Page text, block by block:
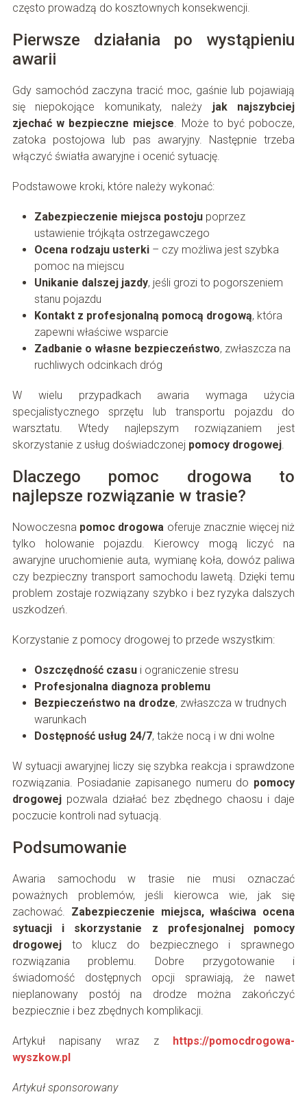
często prowadzą do kosztownych konsekwencji.
Pierwsze działania po wystąpieniu
awarii
Gdy samochód zaczyna tracić moc, gaśnie lub pojawiają
się niepokojące komunikaty, należy jak najszybciej
zjechać w bezpieczne miejsce. Może to być pobocze,
zatoka postojowa lub pas awaryjny. Następnie trzeba
włączyć światła awaryjne i ocenić sytuację.
Podstawowe kroki, które należy wykonać:
Zabezpieczenie miejsca postojupoprzez
ustawienie trójkąta ostrzegawczego
Ocena rodzaju usterki– czy możliwa jest szybka
pomoc na miejscu
Unikanie dalszej jazdy, jeśli grozi to pogorszeniem
stanu pojazdu
Kontakt z profesjonalną pomocą drogową, która
zapewni właściwe wsparcie
Zadbanie o własne bezpieczeństwo, zwłaszcza na
ruchliwych odcinkach dróg
W wielu przypadkach awaria wymaga użycia
specjalistycznego sprzętu lub transportu pojazdu do
warsztatu. Wtedy najlepszym rozwiązaniem jest
skorzystanie z usług doświadczonej pomocy drogowej.
Dlaczego pomoc drogowa to
najlepsze rozwiązanie w trasie?
Nowoczesna pomoc drogowa oferuje znacznie więcej niż
tylko holowanie pojazdu. Kierowcy mogą liczyć na
awaryjne uruchomienie auta, wymianę koła, dowóz paliwa
czy bezpieczny transport samochodu lawetą. Dzięki temu
problem zostaje rozwiązany szybko i bez ryzyka dalszych
uszkodzeń.
Korzystanie z pomocy drogowej to przede wszystkim:
Oszczędność czasui ograniczenie stresu
Profesjonalna diagnoza problemu
Bezpieczeństwo na drodze, zwłaszcza w trudnych
warunkach
Dostępność usług 24/7, także nocą i w dni wolne
W sytuacji awaryjnej liczy się szybka reakcja i sprawdzone
rozwiązania. Posiadanie zapisanego numeru do pomocy
drogowejpozwala działać bez zbędnego chaosu i daje
poczucie kontroli nad sytuacją.
Podsumowanie
Awaria samochodu w trasie nie musi oznaczać
poważnych problemów, jeśli kierowca wie, jak się
zachować. Zabezpieczenie miejsca, właściwa ocena
sytuacji i skorzystanie z profesjonalnej pomocy
drogowejto klucz do bezpiecznego i sprawnego
rozwiązania problemu. Dobre przygotowanie i
świadomość dostępnych opcji sprawiają, że nawet
nieplanowany postój na drodze można zakończyć
bezpiecznie i bez zbędnych komplikacji.
Artykuł napisany wraz z https://pomocdrogowa-
wyszkow.pl
Artykuł sponsorowany